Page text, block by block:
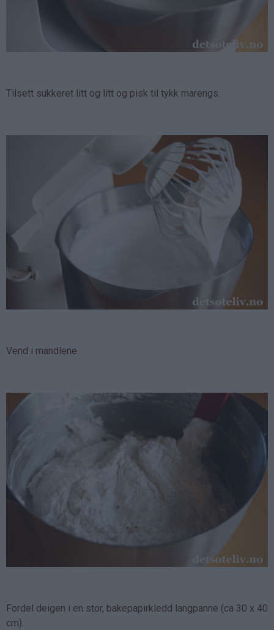
Tilsett sukkeret litt og litt og pisk til tykk marengs.
Vend i mandlene.
Fordel deigen i en stor, bakepapirkledd langpanne (ca 30 x 40
cm).